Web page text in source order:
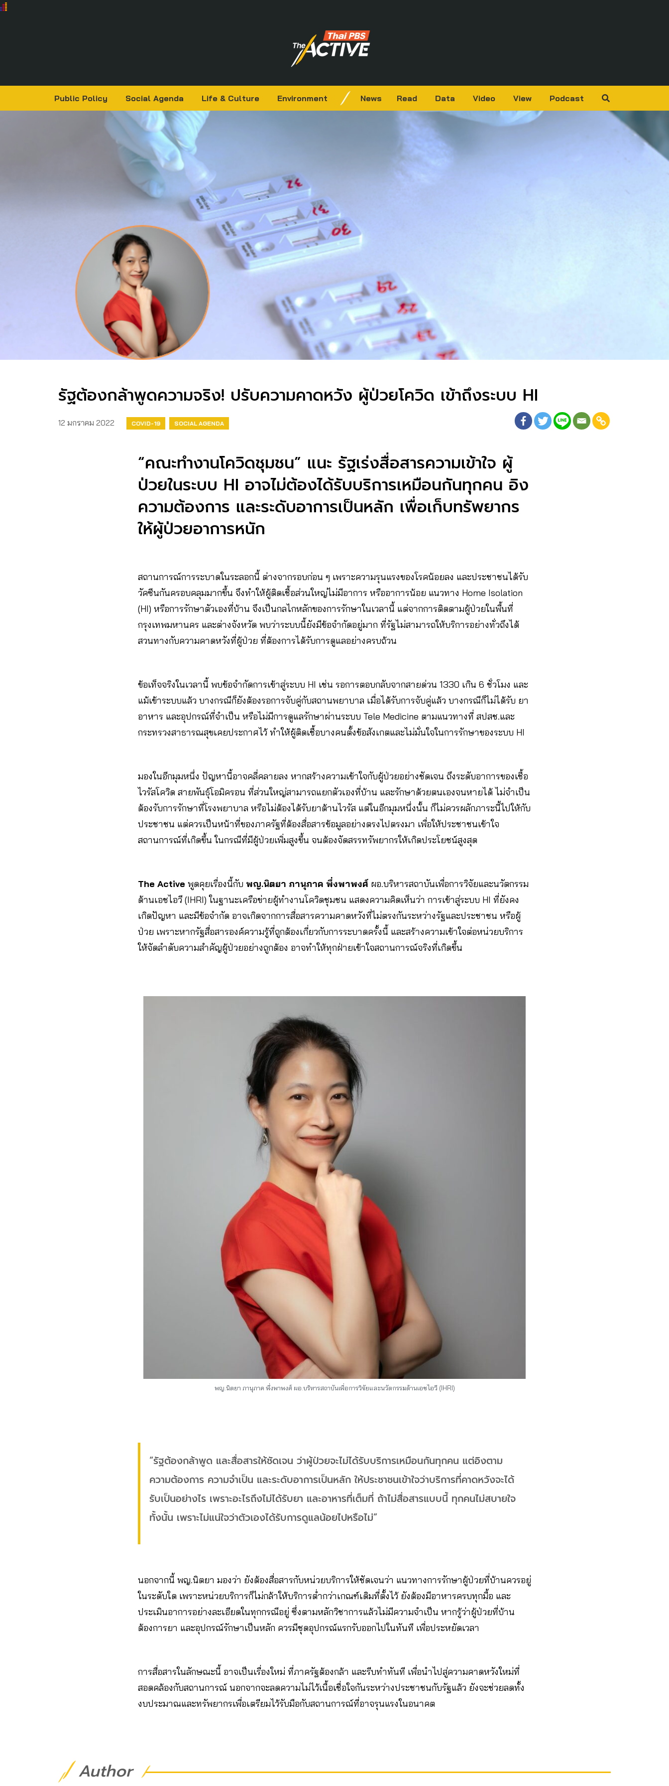
Public Policy Social Agenda Life & Culture Environment News Read Data Video View Podcast
รัฐต้องกล้าพูดความจริง! ปรับความคาดหวัง ผู้ป่วยโควิด เข้าถึงระบบ HI
12 มกราคม 2022 COVID-19 SOCIAL AGENDA
“คณะทำงานโควิดชุมชน” แนะ รัฐเร่งสื่อสารความเข้าใจ ผู้
ป่วยในระบบ HI อาจไม่ต้องได้รับบริการเหมือนกันทุกคน อิง
ความต้องการ และระดับอาการเป็นหลัก เพื่อเก็บทรัพยากร
ให้ผู้ป่วยอาการหนัก
สถานการณ์การระบาดในระลอกนี้ ต่างจากรอบก่อน ๆ เพราะความรุนแรงของโรคน้อยลง และประชาชนได้รับ
วัคซีนกันครอบคลุมมากขึ้น จึงทำให้ผู้ติดเชื้อส่วนใหญ่ไม่มีอาการ หรืออาการน้อย แนวทาง Home Isolation
(HI) หรือการรักษาตัวเองที่บ้าน จึงเป็นกลไกหลักของการรักษาในเวลานี้ แต่จากการติดตามผู้ป่วยในพื้นที่
กรุงเทพมหานคร และต่างจังหวัด พบว่าระบบนี้ยังมีข้อจำกัดอยู่มาก ที่รัฐไม่สามารถให้บริการอย่างทั่วถึงได้
สวนทางกับความคาดหวังที่ผู้ป่วย ที่ต้องการได้รับการดูแลอย่างครบถ้วน
ข้อเท็จจริงในเวลานี้ พบข้อจำกัดการเข้าสู่ระบบ HI เช่น รอการตอบกลับจากสายด่วน 1330 เกิน 6 ชั่วโมง และ
แม้เข้าระบบแล้ว บางกรณีก็ยังต้องรอการจับคู่กับสถานพยาบาล เมื่อได้รับการจับคู่แล้ว บางกรณีก็ไม่ได้รับ ยา
อาหาร และอุปกรณ์ที่จำเป็น หรือไม่มีการดูแลรักษาผ่านระบบ Tele Medicine ตามแนวทางที่ สปสช.และ
กระทรวงสาธารณสุขเคยประกาศไว้ ทำให้ผู้ติดเชื้อบางคนตั้งข้อสังเกตและไม่มั่นใจในการรักษาของระบบ HI
มองในอีกมุมหนึ่ง ปัญหานี้อาจคลี่คลายลง หากสร้างความเข้าใจกับผู้ป่วยอย่างชัดเจน ถึงระดับอาการของเชื้อ
ไวรัสโควิด สายพันธุ์โอมิครอน ที่ส่วนใหญ่สามารถแยกตัวเองที่บ้าน และรักษาด้วยตนเองจนหายได้ ไม่จำเป็น
ต้องรับการรักษาที่โรงพยาบาล หรือไม่ต้องได้รับยาต้านไวรัส แต่ในอีกมุมหนึ่งนั้น ก็ไม่ควรผลักภาระนี้ไปให้กับ
ประชาชน แต่ควรเป็นหน้าที่ของภาครัฐที่ต้องสื่อสารข้อมูลอย่างตรงไปตรงมา เพื่อให้ประชาชนเข้าใจ
สถานการณ์ที่เกิดขึ้น ในกรณีที่มีผู้ป่วยเพิ่มสูงขึ้น จนต้องจัดสรรทรัพยากรให้เกิดประโยชน์สูงสุด
The Active พูดคุยเรื่องนี้กับ พญ.นิตยา ภานุภาค พึ่งพาพงศ์ ผอ.บริหารสถาบันเพื่อการวิจัยและนวัตกรรม
ด้านเอชไอวี (IHRI) ในฐานะเครือข่ายผู้ทำงานโควิดชุมชน แสดงความคิดเห็นว่า การเข้าสู่ระบบ HI ที่ยังคง
เกิดปัญหา และมีข้อจำกัด อาจเกิดจากการสื่อสารความคาดหวังที่ไม่ตรงกันระหว่างรัฐและประชาชน หรือผู้
ป่วย เพราะหากรัฐสื่อสารองค์ความรู้ที่ถูกต้องเกี่ยวกับการระบาดครั้งนี้ และสร้างความเข้าใจต่อหน่วยบริการ
ให้จัดลำดับความสำคัญผู้ป่วยอย่างถูกต้อง อาจทำให้ทุกฝ่ายเข้าใจสถานการณ์จริงที่เกิดขึ้น
พญ.นิตยา ภานุภาค พึ่งพาพงศ์ ผอ.บริหารสถาบันเพื่อการวิจัยและนวัตกรรมด้านเอชไอวี (IHRI)
“รัฐต้องกล้าพูด และสื่อสารให้ชัดเจน ว่าผู้ป่วยจะไม่ได้รับบริการเหมือนกันทุกคน แต่อิงตาม
ความต้องการ ความจำเป็น และระดับอาการเป็นหลัก ให้ประชาชนเข้าใจว่าบริการที่คาดหวังจะได้
รับเป็นอย่างไร เพราะอะไรถึงไม่ได้รับยา และอาหารที่เต็มที่ ถ้าไม่สื่อสารแบบนี้ ทุกคนไม่สบายใจ
ทั้งนั้น เพราะไม่แน่ใจว่าตัวเองได้รับการดูแลน้อยไปหรือไม่”
นอกจากนี้ พญ.นิตยา มองว่า ยังต้องสื่อสารกับหน่วยบริการให้ชัดเจนว่า แนวทางการรักษาผู้ป่วยที่บ้านควรอยู่
ในระดับใด เพราะหน่วยบริการก็ไม่กล้าให้บริการต่ำกว่าเกณฑ์เดิมที่ตั้งไว้ ยังต้องมีอาหารครบทุกมื้อ และ
ประเมินอาการอย่างละเอียดในทุกกรณีอยู่ ซึ่งตามหลักวิชาการแล้วไม่มีความจำเป็น หากรู้ว่าผู้ป่วยที่บ้าน
ต้องการยา และอุปกรณ์รักษาเป็นหลัก ควรมีชุดอุปกรณ์แรกรับออกไปในทันที เพื่อประหยัดเวลา
การสื่อสารในลักษณะนี้ อาจเป็นเรื่องใหม่ ที่ภาครัฐต้องกล้า และรีบทำทันที เพื่อนำไปสู่ความคาดหวังใหม่ที่
สอดคล้องกับสถานการณ์ นอกจากจะลดความไม่ไว้เนื้อเชื่อใจกันระหว่างประชาชนกับรัฐแล้ว ยังจะช่วยลดทั้ง
งบประมาณและทรัพยากรเพื่อเตรียมไว้รับมือกับสถานการณ์ที่อาจรุนแรงในอนาคต
Author